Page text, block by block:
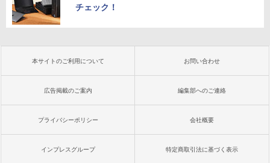
チェック！
本サイトのご利用について お問い合わせ
広告掲載のご案内 編集部へのご連絡
プライバシーポリシー 会社概要
インプレスグループ 特定商取引法に基づく表示